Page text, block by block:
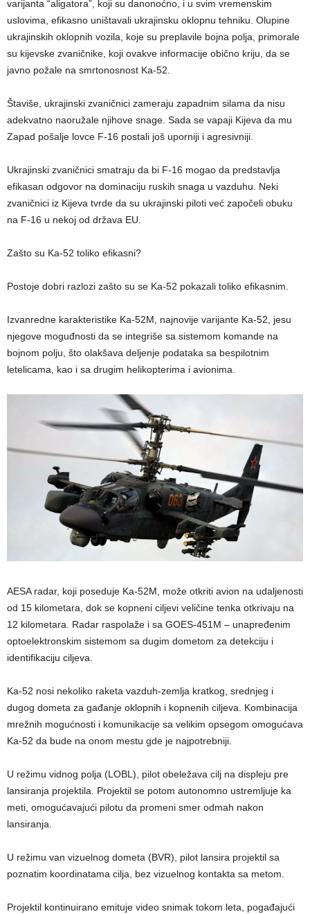
varijanta “aligatora”, koji su danonoćno, i u svim vremenskim
uslovima, efikasno uništavali ukrajinsku oklopnu tehniku. Olupine
ukrajinskih oklopnih vozila, koje su preplavile bojna polja, primorale
su kijevske zvaničnike, koji ovakve informacije obično kriju, da se
javno požale na smrtonosnost Ka-52.
Štaviše, ukrajinski zvaničnici zameraju zapadnim silama da nisu
adekvatno naoružale njihove snage. Sada se vapaji Kijeva da mu
Zapad pošalje lovce F-16 postali još uporniji i agresivniji.
Ukrajinski zvaničnici smatraju da bi F-16 mogao da predstavlja
efikasan odgovor na dominaciju ruskih snaga u vazduhu. Neki
zvaničnici iz Kijeva tvrde da su ukrajinski piloti već započeli obuku
na F-16 u nekoj od država EU.
Zašto su Ka-52 toliko efikasni?
Postoje dobri razlozi zašto su se Ka-52 pokazali toliko efikasnim.
Izvanredne karakteristike Ka-52M, najnovije varijante Ka-52, jesu
njegove moguđnosti da se integriše sa sistemom komande na
bojnom polju, što olakšava deljenje podataka sa bespilotnim
letelicama, kao i sa drugim helikopterima i avionima.
AESA radar, koji poseduje Ka-52M, može otkriti avion na udaljenosti
od 15 kilometara, dok se kopneni ciljevi veličine tenka otkrivaju na
12 kilometara. Radar raspolaže i sa GOES-451M – unapređenim
optoelektronskim sistemom sa dugim dometom za detekciju i
identifikaciju ciljeva.
Ka-52 nosi nekoliko raketa vazduh-zemlja kratkog, srednjeg i
dugog dometa za gađanje oklopnih i kopnenih ciljeva. Kombinacija
mrežnih mogućnosti i komunikacije sa velikim opsegom omogućava
Ka-52 da bude na onom mestu gde je najpotrebniji.
U režimu vidnog polja (LOBL), pilot obeležava cilj na displeju pre
lansiranja projektila. Projektil se potom autonomno ustremljuje ka
meti, omogućavajući pilotu da promeni smer odmah nakon
lansiranja.
U režimu van vizuelnog dometa (BVR), pilot lansira projektil sa
poznatim koordinatama cilja, bez vizuelnog kontakta sa metom.
Projektil kontinuirano emituje video snimak tokom leta, pogađajući